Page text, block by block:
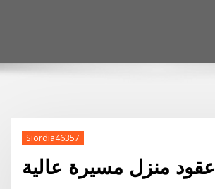
Siordia46357
عقود منزل مسيرة عالية